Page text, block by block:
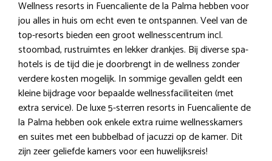
Wellness resorts in Fuencaliente de la Palma hebben voor
jou alles in huis om echt even te ontspannen. Veel van de
top-resorts bieden een groot wellnesscentrum incl.
stoombad, rustruimtes en lekker drankjes. Bij diverse spa-
hotels is de tijd die je doorbrengt in de wellness zonder
verdere kosten mogelijk. In sommige gevallen geldt een
kleine bijdrage voor bepaalde wellnessfaciliteiten (met
extra service). De luxe 5-sterren resorts in Fuencaliente de
la Palma hebben ook enkele extra ruime wellnesskamers
en suites met een bubbelbad of jacuzzi op de kamer. Dit
zijn zeer geliefde kamers voor een huwelijksreis!